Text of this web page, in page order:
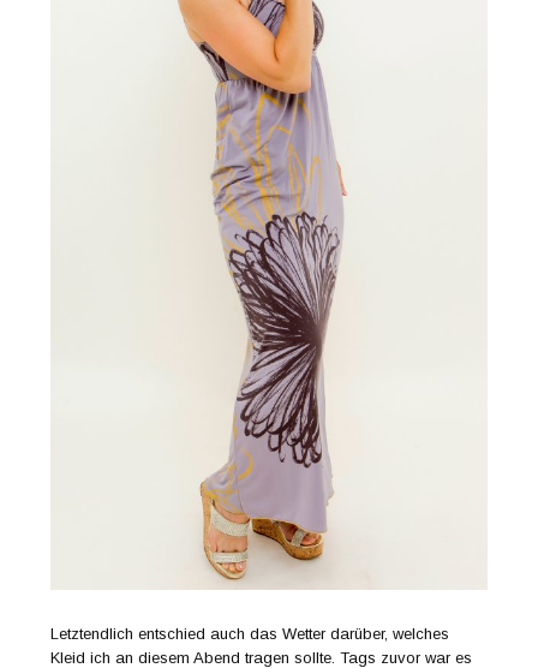
Letztendlich entschied auch das Wetter darüber, welches
Kleid ich an diesem Abend tragen sollte. Tags zuvor war es